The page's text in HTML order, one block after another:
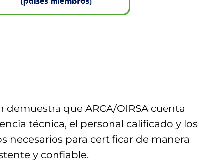
demuestra que ARCA/OIRSA cuenta
técnica, el personal calificado y los
necesarios para certificar de manera
y confiable.